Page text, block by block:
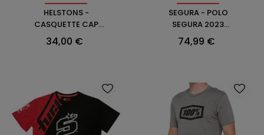
HELSTONS -
CASQUETTE CAP
HORIZON
Prix
34,00 €
SEGURA - POLO
SEGURA 2023
HOMME
Prix
74,99 €